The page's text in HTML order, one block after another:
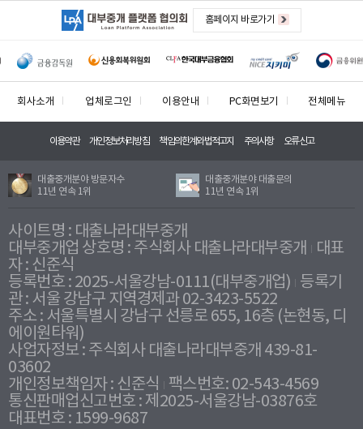
홈페이지 바로가기
회사소개 업체로그인 이용안내 PC화면보기 전체메뉴
이용약관 개인정보처리방침 책임의한계와법적고지 주의사항 오류신고
대출중개분야 방문자수
11년 연속 1위
대출중개분야 대출문의
11년 연속 1위
사이트명 : 대출나라대부중개
대부중개업 상호명 : 주식회사 대출나라대부중개
대표
자 : 신준식
등록번호 : 2025-서울강남-0111(대부중개업) 등록기
관 : 서울 강남구 지역경제과 02-3423-5522
주소 : 서울특별시 강남구 선릉로 655, 16층 (논현동, 디
에이원타워)
사업자정보 : 주식회사 대출나라대부중개 439-81-
03602
개인정보책임자 : 신준식
팩스번호: 02-543-4569
통신판매업신고번호 : 제2025-서울강남-03876호
대표번호 : 1599-9687